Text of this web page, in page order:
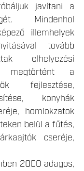
javítani a
Mindenhol
illemhelyek
tovább
elhelyezési
megtörtént a
fejlesztése,
konyhák
homlokzatok
belül a fűtés,
cseréje,
2000 adagos,